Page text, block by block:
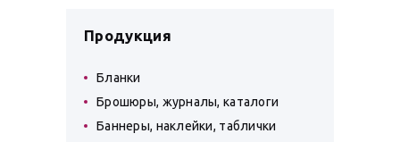
Продукция
Бланки
Брошюры, журналы, каталоги
Баннеры, наклейки, таблички